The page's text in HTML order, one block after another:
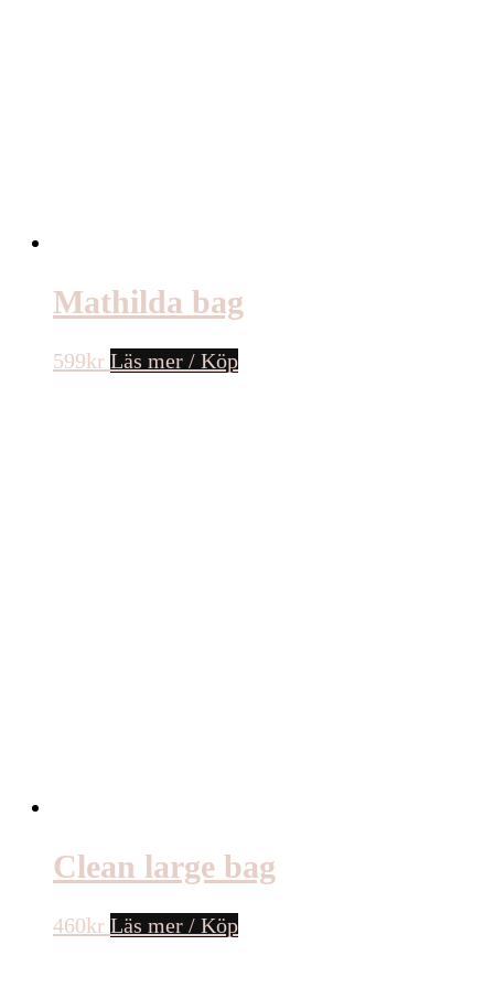
Mathilda bag
599kr Läs mer / Köp
Clean large bag
460kr Läs mer / Köp